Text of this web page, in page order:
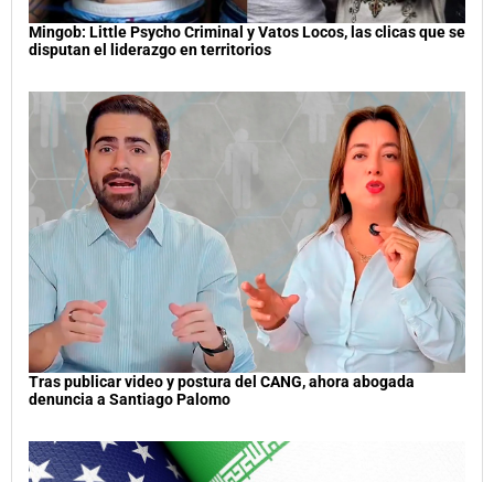
Mingob: Little Psycho Criminal y Vatos Locos, las clicas que se
disputan el liderazgo en territorios
Tras publicar video y postura del CANG, ahora abogada
denuncia a Santiago Palomo